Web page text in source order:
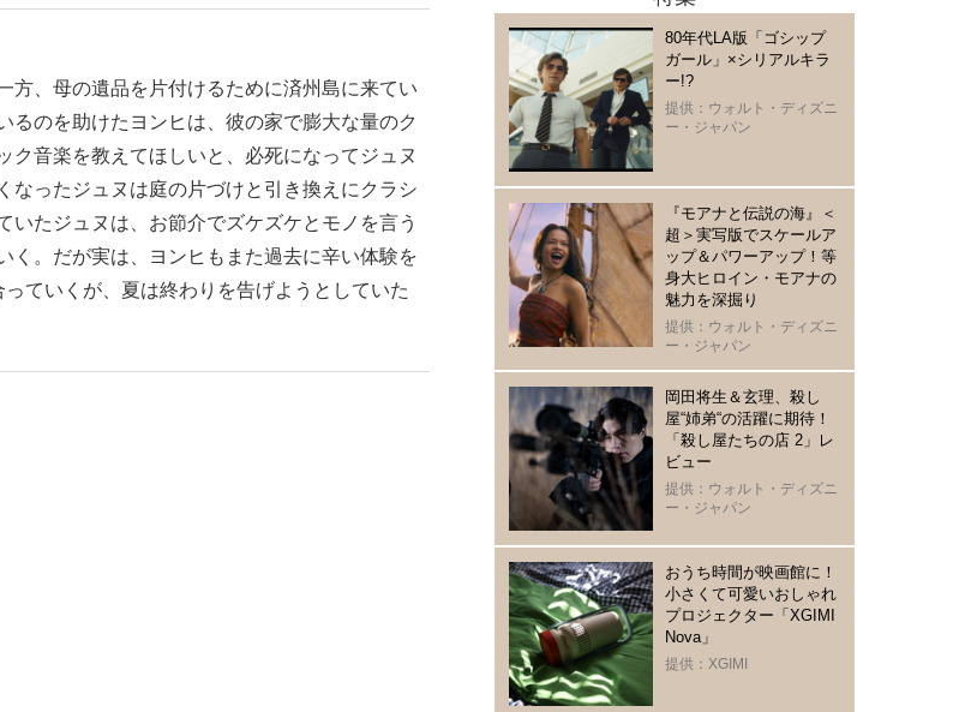
方、母の遺品を片付けるために済州島に来てい
のを助けたヨンヒは、彼の家で膨大な量のク
音楽を教えてほしいと、必死になってジュヌ
なったジュヌは庭の片づけと引き換えにクラシ
たジュヌは、お節介でズケズケとモノを言う
く。だが実は、ヨンヒもまた過去に辛い体験を
ていくが、夏は終わりを告げようとしていた
80年代LA版「ゴシップ
ガール」×シリアルキラ
ー!?
提供：ウォルト・ディズニ
ー・ジャパン
『モアナと伝説の海』＜
超＞実写版でスケールア
ップ＆パワーアップ！等
身大ヒロイン・モアナの
魅力を深掘り
提供：ウォルト・ディズニ
ー・ジャパン
岡田将生＆玄理、殺し
屋“姉弟“の活躍に期待！
「殺し屋たちの店 2」レ
ビュー
提供：ウォルト・ディズニ
ー・ジャパン
おうち時間が映画館に！
小さくて可愛いおしゃれ
プロジェクター「XGIMI
Nova」
提供：XGIMI